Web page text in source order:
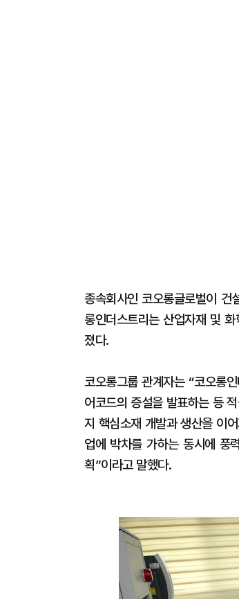
종속회사인 코오롱글로벌이
롱인더스트리는 산업자재 및
졌다.
코오롱그룹 관계자는 “코오롱
어코드의 증설을 발표하는 등
지 핵심소재 개발과 생산을 이
업에 박차를 가하는 동시에 풍
획”이라고 말했다.